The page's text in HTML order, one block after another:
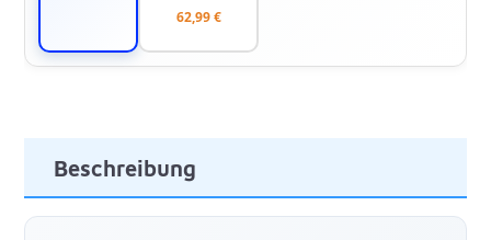
62,99 €
Beschreibung